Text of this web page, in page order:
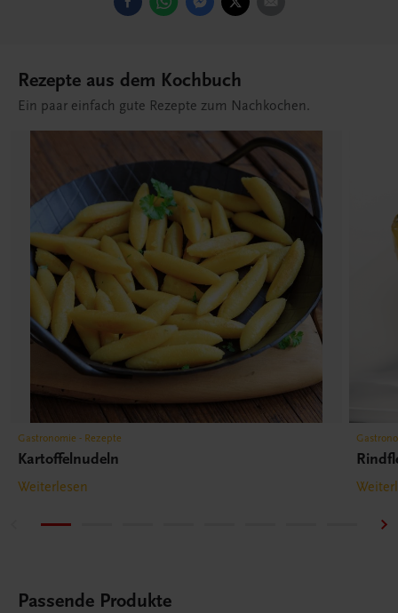
Rezepte aus dem Kochbuch
Ein paar einfach gute Rezepte zum Nachkochen.
Gastronomie - Rezepte
Kartoffelnudeln
Weiterlesen
Passende Produkte